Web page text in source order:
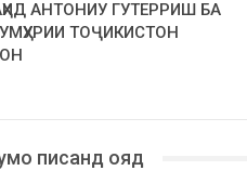
АНТОНИУ ГУТЕРРИШ БА
ТОҶИКИСТОН
писанд ояд